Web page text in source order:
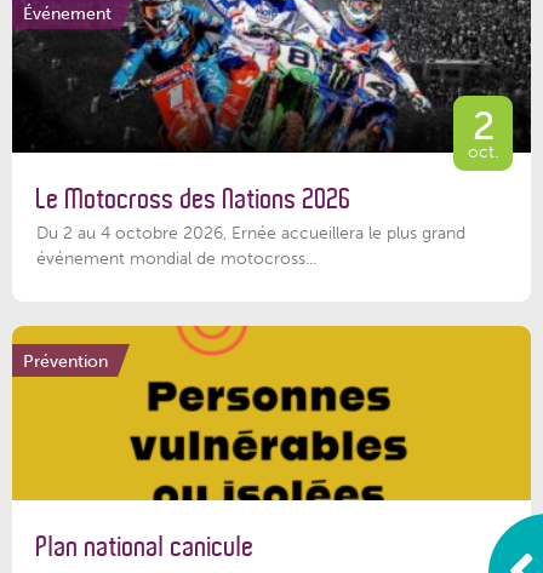
Événement
2
oct.
Le Motocross des Nations 2026
Du 2 au 4 octobre 2026, Ernée accueillera le plus grand
événement mondial de motocross...
Prévention
Plan national canicule